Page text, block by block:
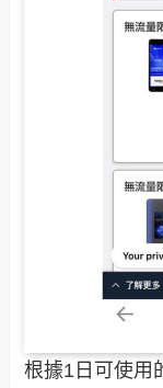
根據1日可使用